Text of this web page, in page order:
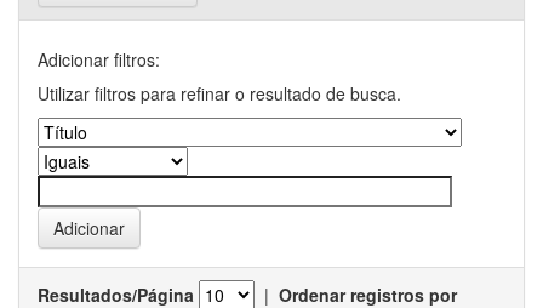
Adicionar filtros:
Utilizar filtros para refinar o resultado de busca.
Resultados/Página | Ordenar registros por